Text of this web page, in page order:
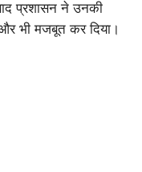
प्रशासन ने उनकी
और भी मजबूत कर दिया।